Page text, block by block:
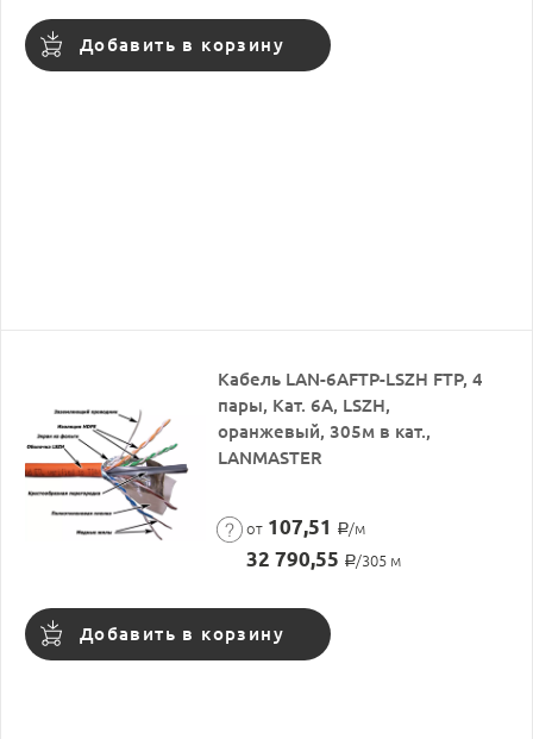
Добавить в корзину
Кабель LAN-6AFTP-LSZH FTP, 4
пары, Кат. 6А, LSZH,
оранжевый, 305м в кат.,
LANMASTER
от 107,51 Р/м
32 790,55 Р/305 м
Добавить в корзину